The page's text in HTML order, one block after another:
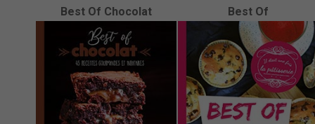
Best Of Chocolat Best Of